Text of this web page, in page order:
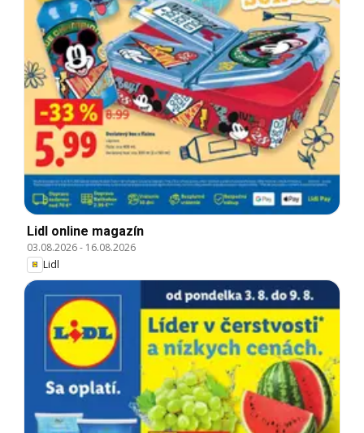
Lidl online magazín
03.08.2026- 16.08.2026
Lidl